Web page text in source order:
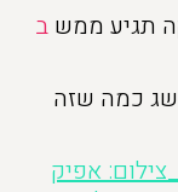
ב
כמה שזה